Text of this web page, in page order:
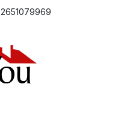
2651079969